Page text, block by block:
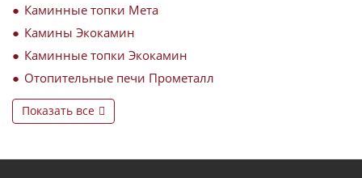
Каминные топки Мета
Камины Экокамин
Каминные топки Экокамин
Отопительные печи Прометалл
Показать все